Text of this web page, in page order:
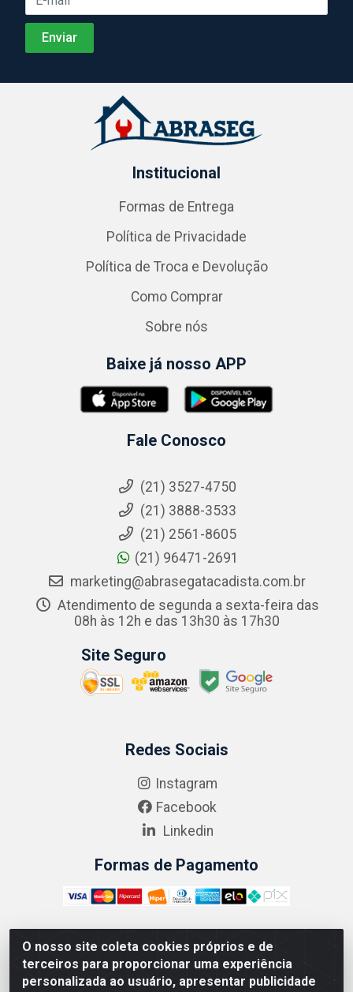
O nosso site coleta cookies próprios e de
terceiros para proporcionar uma experiência
personalizada ao usuário, apresentar publicidade
Institucional
Formas de Entrega
Política de Privacidade
Política de Troca e Devolução
Como Comprar
Sobre nós
Baixe já nosso APP
Fale Conosco
(21) 3527-4750
(21) 3888-3533
(21) 2561-8605
(21) 96471-2691
marketing@abrasegatacadista.com.br
Atendimento de segunda a sexta-feira das
08h às 12h e das 13h30 às 17h30
Site Seguro
Redes Sociais
Instagram
Facebook
Linkedin
Formas de Pagamento
ABRASEG COMÉRCIO ATACADISTA LTDA - CNPJ:
10.894.768/0001-00 - Avenida Lobo Júnior, 1045 -